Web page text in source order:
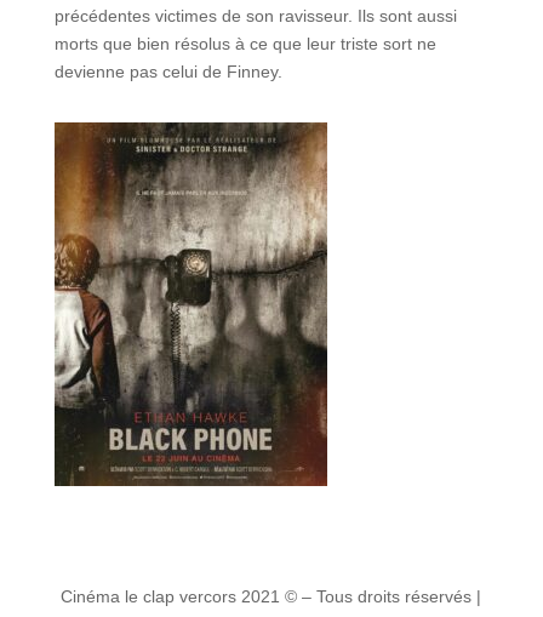
précédentes victimes de son ravisseur. Ils sont aussi
morts que bien résolus à ce que leur triste sort ne
devienne pas celui de Finney.
Cinéma le clap vercors 2021 © – Tous droits réservés |